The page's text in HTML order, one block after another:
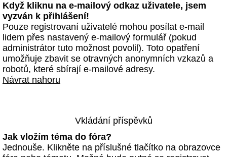
Když kliknu na e-mailový odkaz uživatele, jsem
vyzván k přihlášení!
Pouze registrovaní uživatelé mohou posílat e-mail
lidem přes nastavený e-mailový formulář (pokud
administrátor tuto možnost povolil). Toto opatření
umožňuje zbavit se otravných anonymních vzkazů a
robotů, které sbírají e-mailové adresy.
Návrat nahoru
Vkládání příspěvků
Jak vložím téma do fóra?
Jednouše. Klikněte na příslušné tlačítko na obrazovce